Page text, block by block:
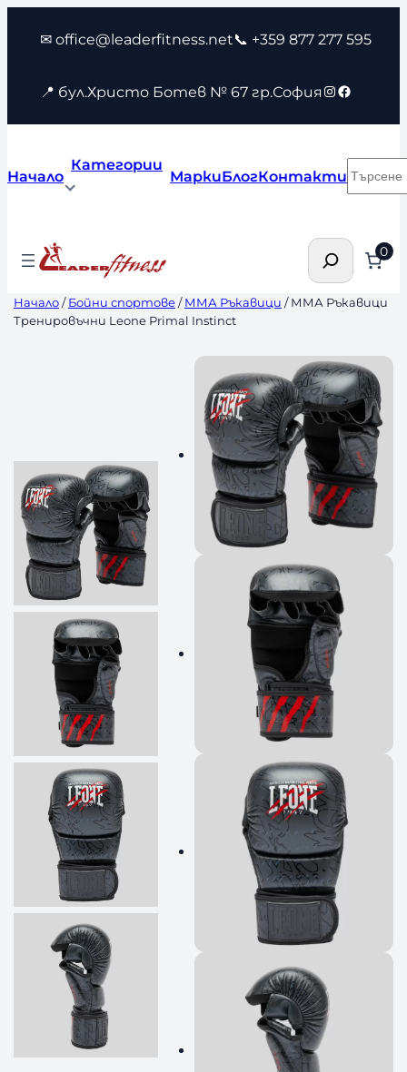
съдържанието
✉ office@leaderfitness.net📞 +359 877 277 595
📍 бул.Христо Ботев № 67 гр.София Instagram
Facebook
Начало
Категории
МаркиБлогКонтакти
Търсене 0
Начало/Бойни спортове/ММА Ръкавици / ММА Ръкавици
Тренировъчни Leone Primal Instinct